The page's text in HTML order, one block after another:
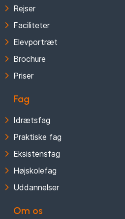
Rejser
Faciliteter
Elevportræt
Brochure
Priser
Fag
Idrætsfag
Praktiske fag
Eksistensfag
Højskolefag
Uddannelser
Om os